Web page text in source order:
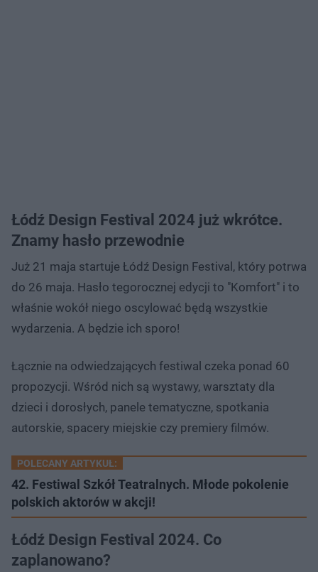
Łódź Design Festival 2024 już wkrótce.
Znamy hasło przewodnie
Już 21 maja startuje Łódź Design Festival, który potrwa
do 26 maja. Hasło tegorocznej edycji to "Komfort" i to
właśnie wokół niego oscylować będą wszystkie
wydarzenia. A będzie ich sporo!
Łącznie na odwiedzających festiwal czeka ponad 60
propozycji. Wśród nich są wystawy, warsztaty dla
dzieci i dorosłych, panele tematyczne, spotkania
autorskie, spacery miejskie czy premiery filmów.
POLECANY ARTYKUŁ:
42. Festiwal Szkół Teatralnych. Młode pokolenie
polskich aktorów w akcji!
Łódź Design Festival 2024. Co
zaplanowano?